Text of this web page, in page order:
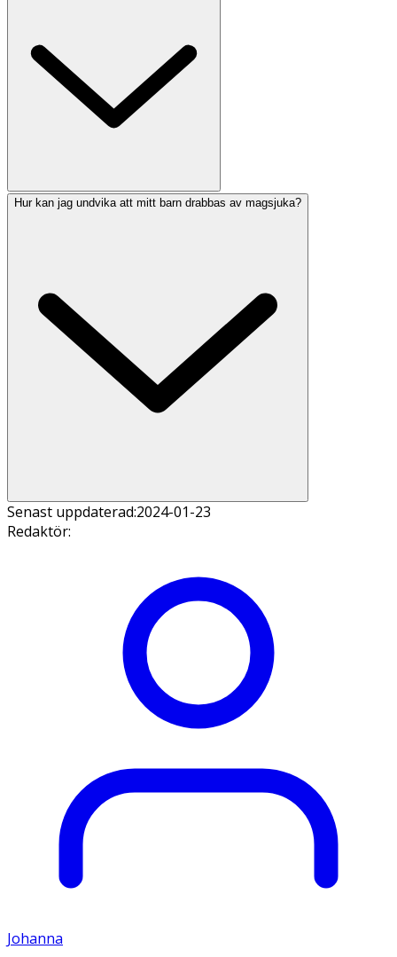
Hur kan jag undvika att mitt barn drabbas av magsjuka?
Senast uppdaterad:2024-01-23
Redaktör:
Johanna